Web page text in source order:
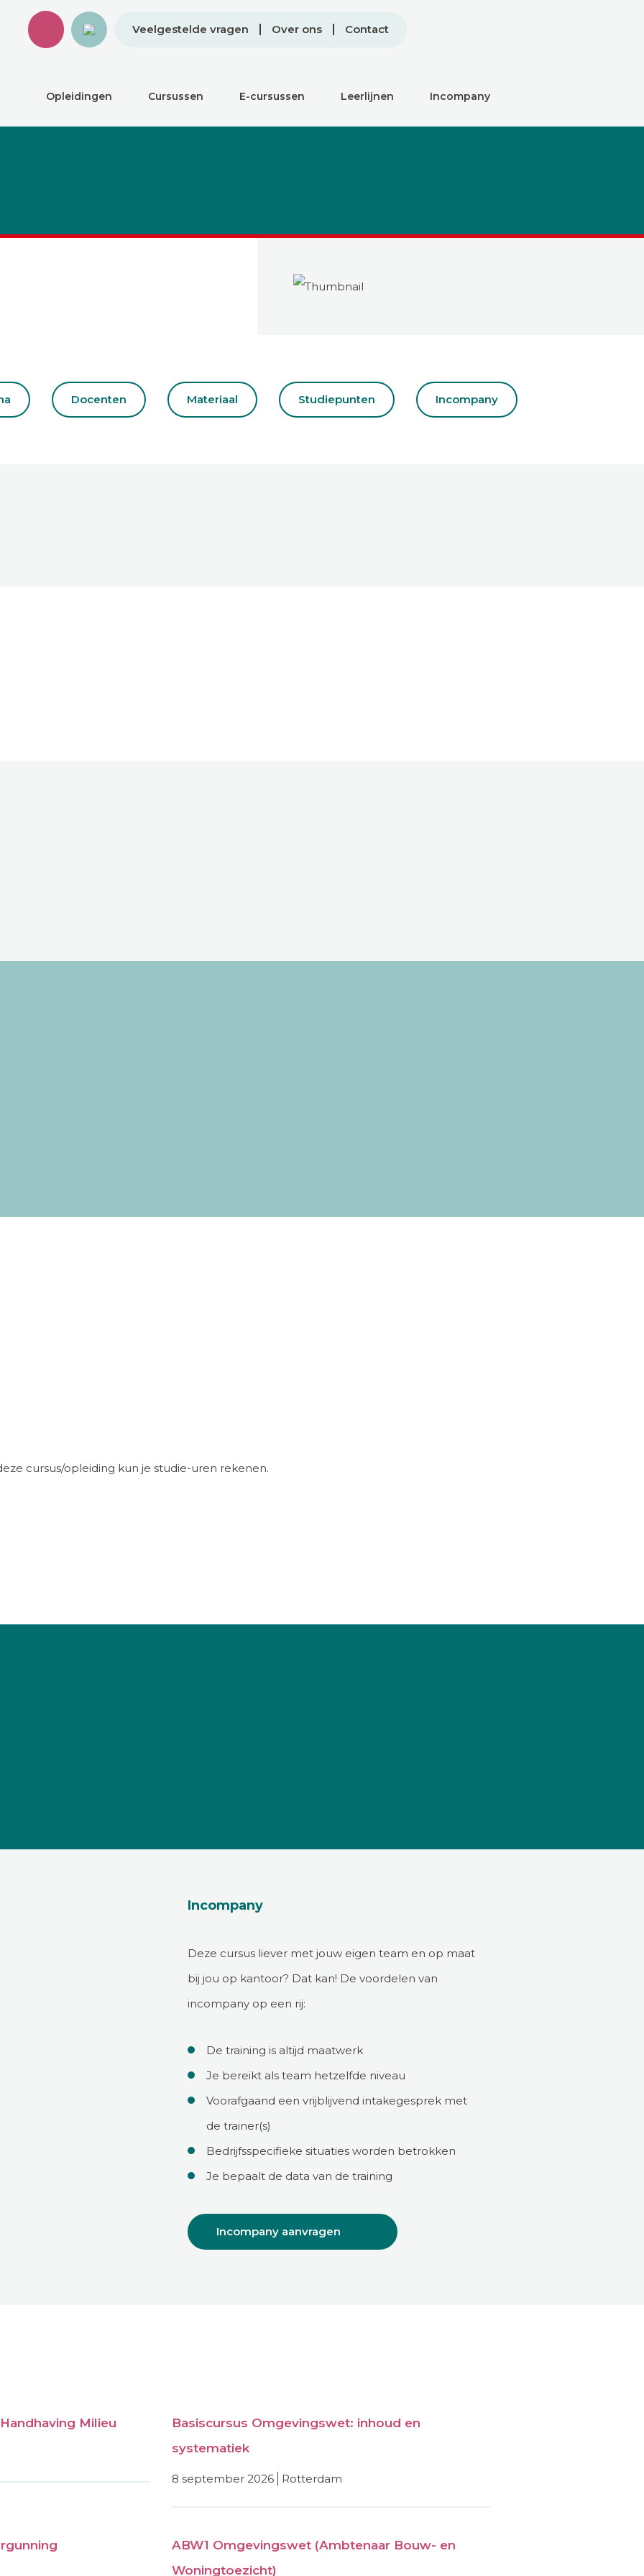
Veelgestelde vragen Over ons Contact
Opleidingen Cursussen E-cursussen Leerlijnen Incompany
Docenten Materiaal Studiepunten Incompany
cursus/opleiding kun je studie-uren rekenen.
Incompany
Deze cursus liever met jouw eigen team en op maat
bij jou op kantoor? Dat kan! De voordelen van
incompany op een rij:
De training is altijd maatwerk
Je bereikt als team hetzelfde niveau
Voorafgaand een vrijblijvend intakegesprek met
de trainer(s)
Bedrijfsspecifieke situaties worden betrokken
Je bepaalt de data van de training
Incompany aanvragen
Milieu
Basiscursus Omgevingswet: inhoud en
systematiek
8 september 2026 rotterdam
ABW1 Omgevingswet (Ambtenaar Bouw- en
Woningtoezicht)